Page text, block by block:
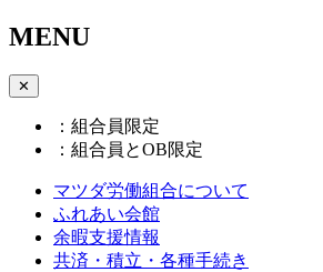
MENU
✕
：組合員限定
：組合員とOB限定
マツダ労働組合について
ふれあい会館
余暇支援情報
共済・積立・各種手続き